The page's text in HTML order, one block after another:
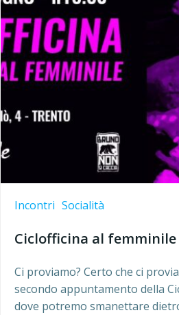
Incontri Socialità
Ciclofficina al femminile
Ci proviamo? Certo che ci
secondo appuntamento della
dove potremo smanettare